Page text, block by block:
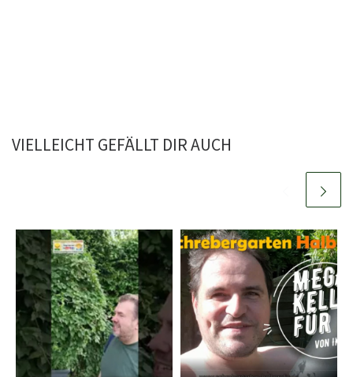
VIELLEICHT GEFÄLLT DIR AUCH